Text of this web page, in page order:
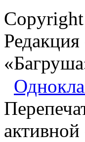
Редакция